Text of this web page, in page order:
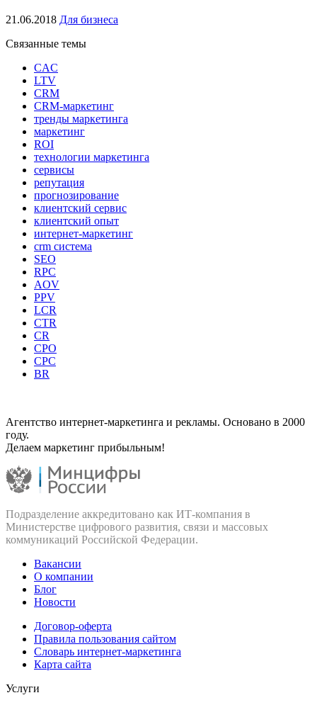
21.06.2018 Для бизнеса
Связанные темы
CAC
LTV
CRM
CRM-маркетинг
тренды маркетинга
маркетинг
ROI
технологии маркетинга
сервисы
репутация
прогнозирование
клиентский сервис
клиентский опыт
интернет-маркетинг
crm система
SEO
RPC
AOV
PPV
LCR
CTR
CR
CPO
CPC
BR
Агентство интернет-маркетинга и рекламы. Основано в 2000
году.
Делаем маркетинг прибыльным!
Подразделение аккредитовано как ИТ‑компания в
Министерстве цифрового развития, связи и массовых
коммуникаций Российской Федерации.
Вакансии
О компании
Блог
Новости
Договор-оферта
Правила пользования сайтом
Словарь интернет-маркетинга
Карта сайта
Услуги